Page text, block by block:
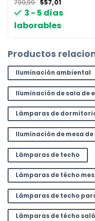
799,99 El
precio
original
799,99 €.
557,01
actual
3 - 5 días
laborables
Productos
Iluminación ambiental
Iluminación de sala de
Lámparas de
Iluminación de mesa
Lámparas de techo
Lámparas de técho
Lámparas de techo
Lámparas de técho